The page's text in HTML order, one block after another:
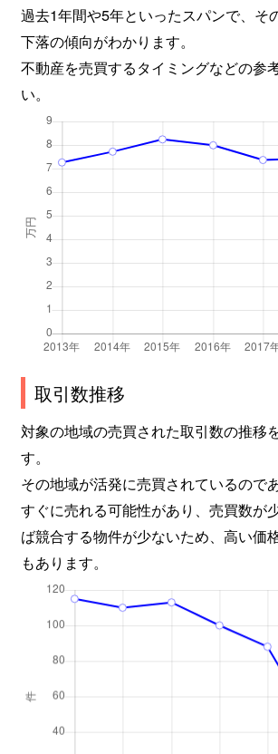
過去1年間や5年といったスパンで、そ
下落の傾向がわかります。
不動産を売買するタイミングなどの参
い。
取引数推移
対象の地域の売買された取引数の推移
す。
その地域が活発に売買されているので
すぐに売れる可能性があり、売買数が
ば競合する物件が少ないため、高い価
もあります。